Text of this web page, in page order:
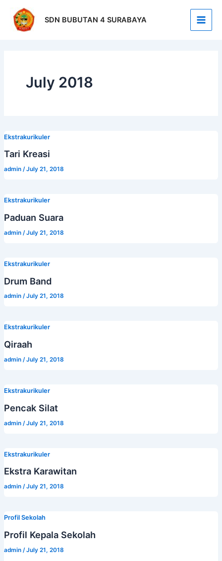
content
SDN BUBUTAN 4 SURABAYA
Main
July 2018
Ekstrakurikuler
Tari Kreasi
admin /July 21, 2018
Ekstrakurikuler
Paduan Suara
admin /July 21, 2018
Ekstrakurikuler
Drum Band
admin /July 21, 2018
Ekstrakurikuler
Qiraah
admin /July 21, 2018
Ekstrakurikuler
Pencak Silat
admin /July 21, 2018
Ekstrakurikuler
Ekstra Karawitan
admin /July 21, 2018
Profil Sekolah
Profil Kepala Sekolah
admin /July 21, 2018
pagination